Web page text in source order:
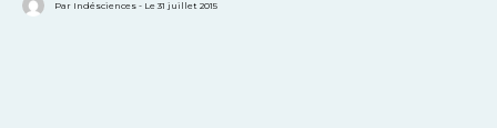
Par Indésciences - Le 31 juillet 2015